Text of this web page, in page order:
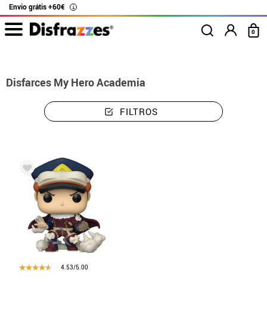
Envio grátis +60€ i
0
Disfarces My Hero Academia
FILTROS
4.53/5.00